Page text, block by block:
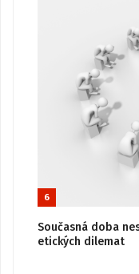
6
Současná doba
etických dilemat